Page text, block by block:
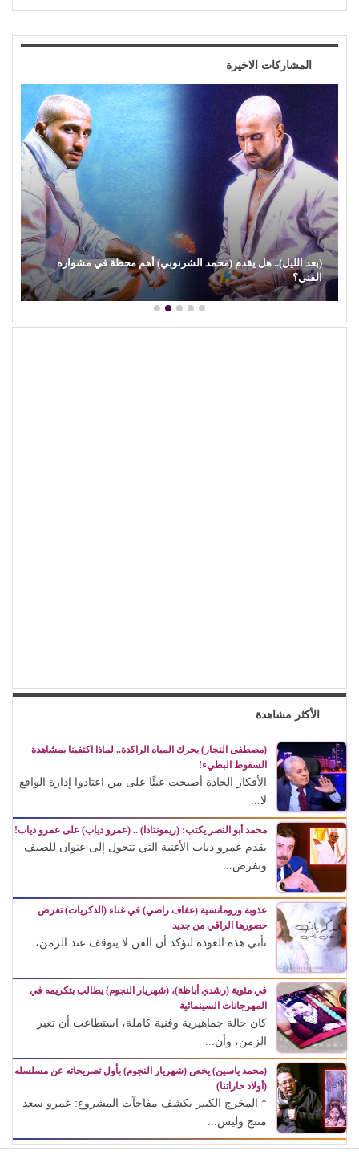
المشاركات الاخيرة
(بعد الليل).. هل يقدم (محمد الشرنوبي) أهم محطة في مشواره
الفني؟
الأكثر مشاهدة
(مصطفى النجار) يحرك المياه الراكدة.. لماذا اكتفينا بمشاهدة
السقوط البطيء!
الأفكار الجادة أصبحت عبئًا على من اعتادوا إدارة الواقع
لا...
محمد أبو النصر يكتب: (ريمونتادا) .. (عمرو دياب) على عمرو دياب!
يقدم عمرو دياب الأغنية التي تتحول إلى عنوان للصيف
وتفرض...
عذوبة ورومانسية (عفاف راضي) في غناء (الذكريات) تفرض
حضورها الراقي من جديد
تأتي هذه العودة لتؤكد أن الفن لا يتوقف عند الزمن،...
في مئوية (رشدي أباظة)، (شهريار النجوم) يطالب بتكريمه في
المهرجانات السينمائية
كان حالة جماهيرية وفنية كاملة، استطاعت أن تعبر
الزمن، وأن...
(محمد ياسين) يخص (شهريار النجوم) بأول تصريحاته عن مسلسله
(أولاد حاراتنا)
* المخرج الكبير يكشف مفاجآت المشروع: عمرو سعد
منتج وليس...